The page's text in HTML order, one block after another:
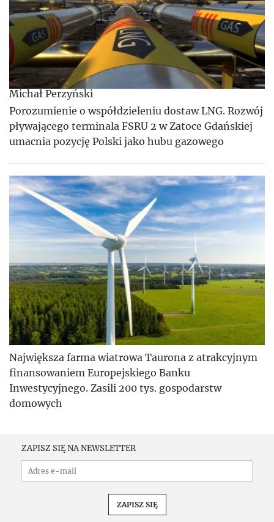
Michał Perzyński
Porozumienie o współdzieleniu dostaw LNG. Rozwój
pływającego terminala FSRU 2 w Zatoce Gdańskiej
umacnia pozycję Polski jako hubu gazowego
Największa farma wiatrowa Taurona z atrakcyjnym
finansowaniem Europejskiego Banku
Inwestycyjnego. Zasili 200 tys. gospodarstw
domowych
ZAPISZ SIĘ NA NEWSLETTER